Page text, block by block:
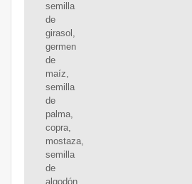
semilla
de
girasol,
germen
de
maíz,
semilla
de
palma,
copra,
mostaza,
semilla
de
algodón,